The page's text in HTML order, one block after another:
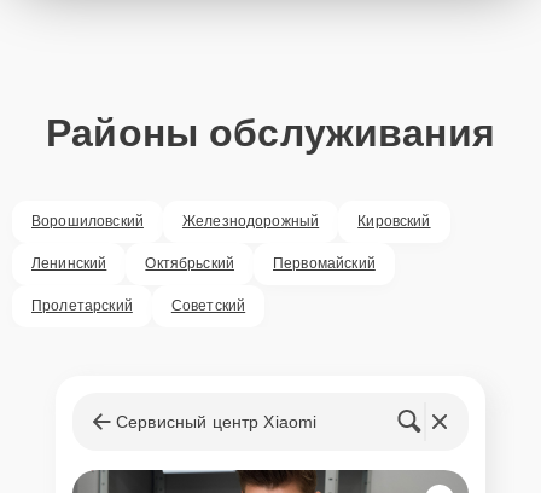
Районы обслуживания
Ворошиловский Железнодорожный Кировский
Ленинский Октябрьский Первомайский
Пролетарский Советский
Сервисный центр Xiaomi